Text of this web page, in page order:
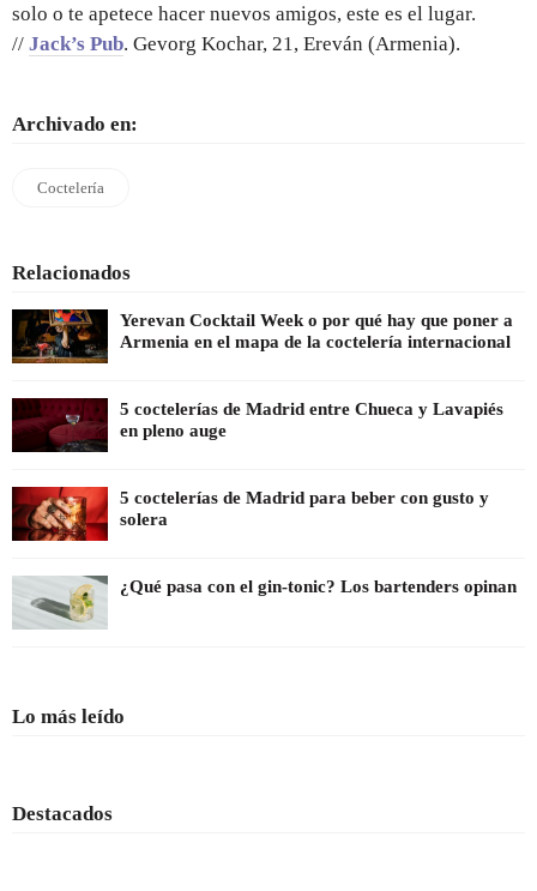
solo o te apetece hacer nuevos amigos, este es el lugar.
// Jack’s Pub. Gevorg Kochar, 21, Ereván (Armenia).
Archivado en:
Coctelería
Relacionados
Yerevan Cocktail Week o por qué hay que poner a
Armenia en el mapa de la coctelería internacional
5 coctelerías de Madrid entre Chueca y Lavapiés
en pleno auge
5 coctelerías de Madrid para beber con gusto y
solera
¿Qué pasa con el gin-tonic? Los bartenders opinan
Lo más leído
Destacados